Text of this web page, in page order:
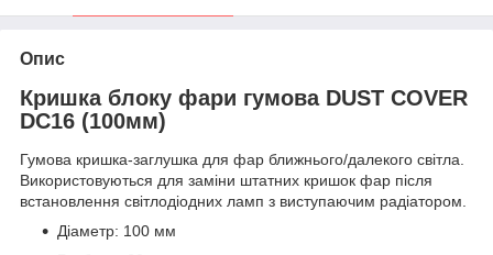
Опис
Кришка блоку фари гумова DUST COVER
DC16 (100мм)
Гумова кришка-заглушка для фар ближнього/далекого світла.
Використовуються для заміни штатних кришок фар після
встановлення світлодіодних ламп з виступаючим радіатором.
Діаметр: 100 мм